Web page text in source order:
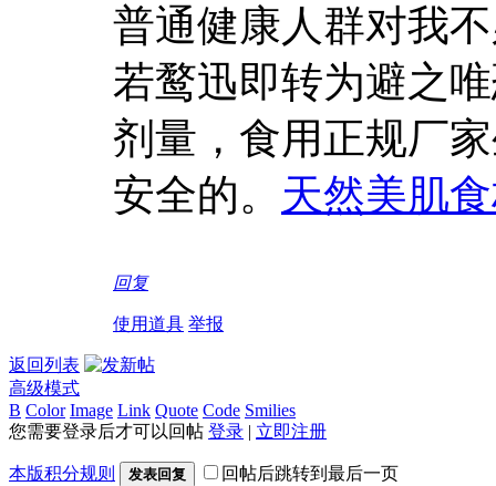
普通健康人群对我
若鹜迅即转为避之
剂量，食用正规厂
安全的。 天然美肌
回复
使用道具 举报
返回列表
高级模式
B Color Image Link Quote Code Smilies
您需要登录后才可以回帖 登录 | 立即注册
本版积分规则 发表回复 回帖后跳转到最后一页